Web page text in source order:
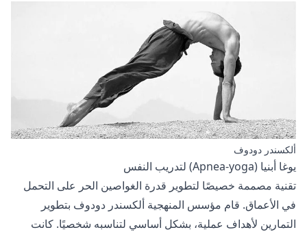
ألكسندر دودوف
يوغا أبنيا (Apnea-yoga) لتدريب النفس
تقنية مصممة خصيصًا لتطوير قدرة الغواصين الحر على التحمل
في الأعماق. قام مؤسس المنهجية ألكسندر دودوف بتطوير
التمارين لأهداف عملية، بشكل أساسي لتناسبه شخصيًا. كانت